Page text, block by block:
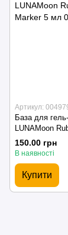
Артикул:
База для
LUNAMoon
Marker 5 мл
150.00 грн
В наявності
Купити